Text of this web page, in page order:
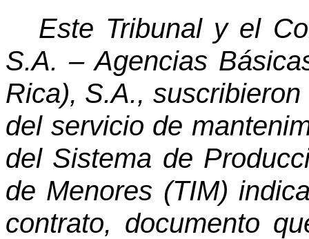
Este Tribunal y el
S.A. – Agencias
Rica), S.A.,
del servicio de
del Sistema de
de Menores (TIM)
contrato, documento